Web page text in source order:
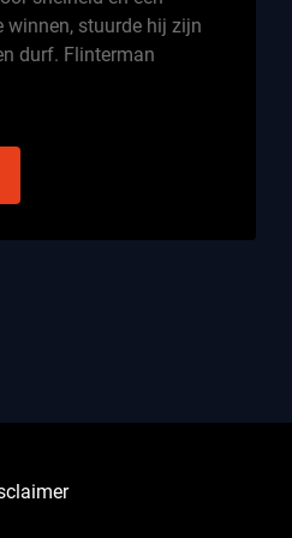
winnen, stuurde hij zijn
durf. Flinterman